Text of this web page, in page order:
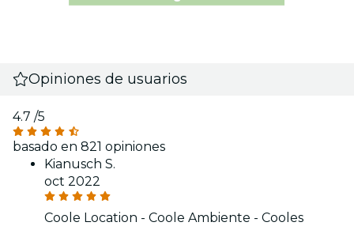
Opiniones de usuarios
4.7 /5
basado en 821 opiniones
Kianusch S.
oct 2022
Coole Location - Coole Ambiente - Cooles